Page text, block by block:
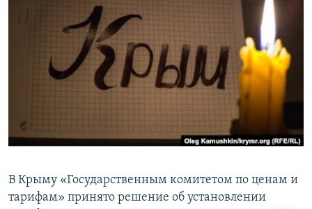
ТЕЛЕПРОЕКТ КРЫМ.РЕАЛИИ
СОВЕТЫ ПРАВОЗАЩИТНИКОВ
ПРОПАВШИЕ БЕЗ ВЕСТИ
ПОБЕДИТЕЛЕЙ НЕ СУДЯТ?
ELIFBE
Українською
ПРИСОЕДИНЯЙТЕСЬ!
Все сайты RFE/RL
В Крыму «Государственным комитетом по ценам и
тарифам» принято решение об установлении